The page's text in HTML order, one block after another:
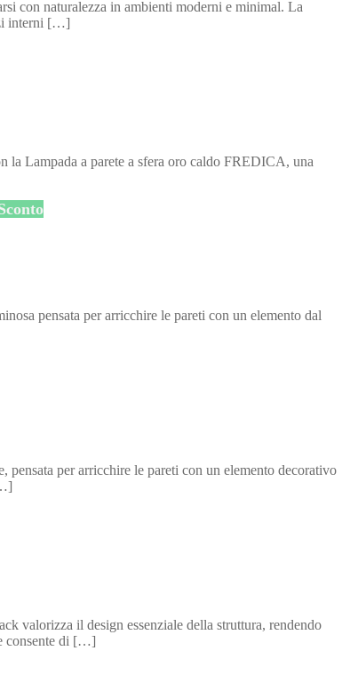
con naturalezza in ambienti moderni e minimal. La
interni […]
la Lampada a parete a sfera oro caldo FREDICA, una
pensata per arricchire le pareti con un elemento dal
per arricchire le pareti con un elemento decorativo
valorizza il design essenziale della struttura, rendendo
consente di […]